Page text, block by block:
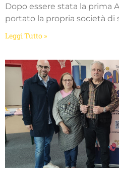
Dopo essere stata la prima
portato la propria società di
Leggi Tutto »